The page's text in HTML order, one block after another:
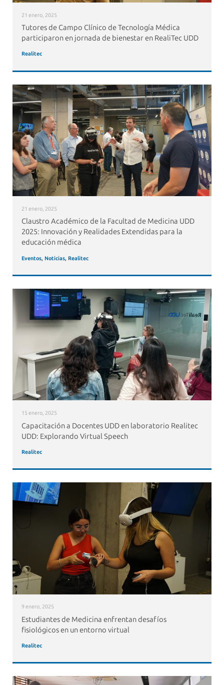
21 enero, 2025
Tutores de Campo Clínico de Tecnología Médica
participaron en jornada de bienestar en RealiTec UDD
Realitec
21 enero, 2025
Claustro Académico de la Facultad de Medicina UDD
2025: Innovación y Realidades Extendidas para la
educación médica
Eventos, Noticias, Realitec
15 enero, 2025
Capacitación a Docentes UDD en laboratorio Realitec
UDD: Explorando Virtual Speech
Realitec
9 enero, 2025
Estudiantes de Medicina enfrentan desafíos
fisiológicos en un entorno virtual
Realitec